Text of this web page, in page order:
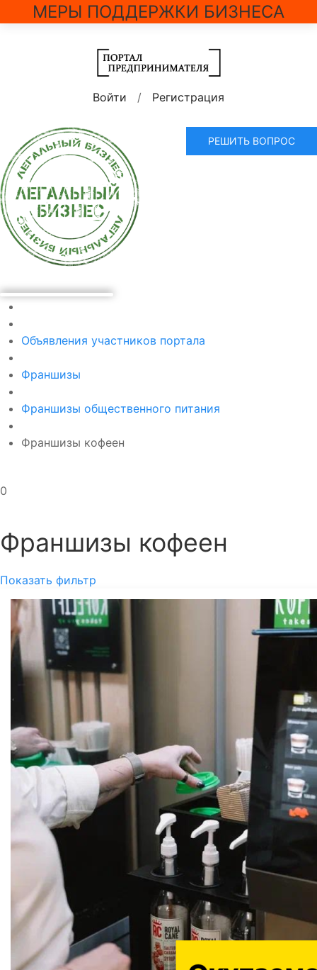
МЕРЫ ПОДДЕРЖКИ БИЗНЕСА
Войти / Регистрация
РЕШИТЬ ВОПРОС
Объявления участников портала
Франшизы
Франшизы общественного питания
Франшизы кофеен
0
Франшизы кофеен
Показать фильтр